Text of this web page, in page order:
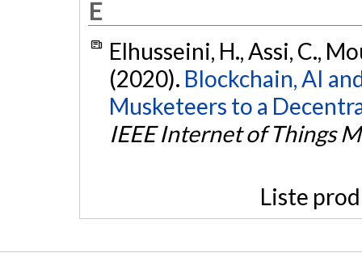
E
Elhusseini, H., Assi, C.,
(2020). Blockchain, AI
Musketeers to a
IEEE Internet of Things
Liste